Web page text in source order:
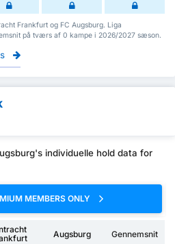
Frankfurt og FC Augsburg. Liga
på tværs af 0 kampe i 2026/2027 sæson.
individuelle hold data for
MEMBERS ONLY
Augsburg Gennemsnit